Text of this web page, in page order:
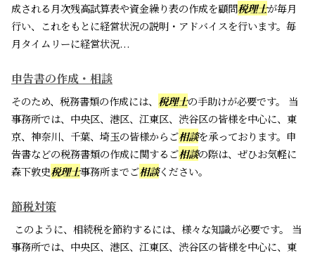
成される月次残高試算表や資金繰り表の作成を顧問税理士が毎月
行い、これをもとに経営状況の説明・アドバイスを行います。毎
月タイムリーに経営状況...
申告書の作成・相談
そのため、税務書類の作成には、 税理士の手助けが必要です。 当
事務所では、中央区、港区、江東区、渋谷区の皆様を中心に、東
京、神奈川、千葉、埼玉の皆様からご相談を承っております。申
告書などの税務書類の作成に関するご相談の際は、ぜひお気軽に
森下敦史税理士事務所までご相談ください。
節税対策
このように、相続税を節約するには、様々な知識が必要です。 当
事務所では、中央区、港区、江東区、渋谷区の皆様を中心に、東